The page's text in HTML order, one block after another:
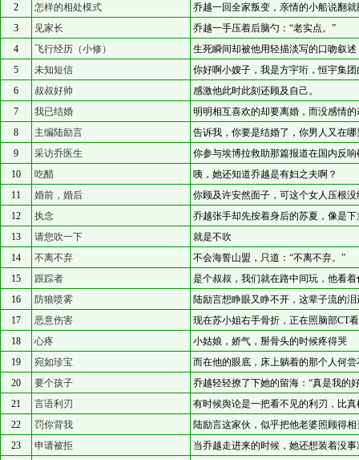
2
怎样的相处模式
乔越一回全家叛变，亲情的小船说翻就
3
见家长
乔越一手压着后脑勺：“老实点。”
4
飞行经历（小修）
生死瞬间却被他用轻描淡写的口吻叙述
5
未知短信
你好啊小嫂子，我是方宇珩，恒宇集团
6
叔叔好帅
感激他此时此刻还顾及自己。
7
我已结婚
明明相互喜欢的却要离婚，而没感情的
8
主编陆励言
告诉我，你要是结婚了，你男人又在哪
9
采访乔医生
你参与埃博拉救助那篇报道在国内反响
10
吃醋
咦，她还知道乔越是有妇之夫啊？
11
婚前，婚后
你顾及许安然面子，可这个女人压根
12
执念
乔越张手却先按着身后的苏夏，像是
13
请您吹一下
就是不吹
14
不离不弃
不会海誓山盟，只道：“不离不弃。”
15
跟踪者
是个叔叔，我们就在路中间玩，他看
16
防狼喷雾
陆励言想睁眼又睁不开，这辈子流的
17
恶意伤害
现在苏小姐右手骨折，正在照脑部CT
18
心疼
小姑娘，娇气，掰骨头的时候疼得哭
19
宛如珍宝
而在他的眼底，床上躺着的那个人何
20
要个孩子
乔越轻轻撩了下她的留海：“真是我的
21
言语利刃
有时候舆论是一把看不见的利刃，比
22
罚你背我
陆励言这家伙，似乎把他老婆照顾得
23
申请被拒
当乔越走进来的时候，她还想装着没